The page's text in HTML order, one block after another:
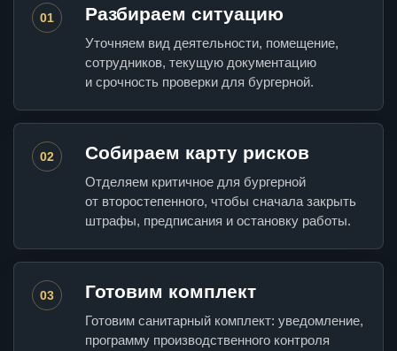
01 Разбираем ситуацию
Уточняем вид деятельности, помещение,
сотрудников, текущую документацию
и срочность проверки для бургерной.
02 Собираем карту рисков
Отделяем критичное для бургерной
от второстепенного, чтобы сначала закрыть
штрафы, предписания и остановку работы.
03 Готовим комплект
Готовим санитарный комплект: уведомление,
программу производственного контроля